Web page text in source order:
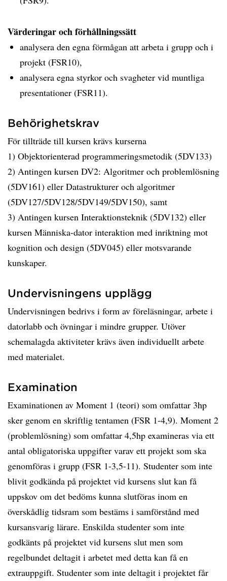
Värderingar och förhållningssätt
analysera den egna förmågan att arbeta i grupp och i
projekt (FSR10),
analysera egna styrkor och svagheter vid muntliga
presentationer (FSR11).
Behörighetskrav
För tillträde till kursen krävs kurserna
1) Objektorienterad programmeringsmetodik (5DV133)
2) Antingen kursen DV2: Algoritmer och problemlösning
(5DV161) eller Datastrukturer och algoritmer
(5DV127/5DV128/5DV149/5DV150), samt
3) Antingen kursen Interaktionsteknik (5DV132) eller
kursen Människa-dator interaktion med inriktning mot
kognition och design (5DV045) eller motsvarande
kunskaper.
Undervisningens upplägg
Undervisningen bedrivs i form av föreläsningar, arbete i
datorlabb och övningar i mindre grupper. Utöver
schemalagda aktiviteter krävs även individuellt arbete
med materialet.
Examination
Examinationen av Moment 1 (teori) som omfattar 3hp
sker genom en skriftlig tentamen (FSR 1-4,9). Moment 2
(problemlösning) som omfattar 4,5hp examineras via ett
antal obligatoriska uppgifter varav ett projekt som ska
genomföras i grupp (FSR 1-3,5-11). Studenter som inte
blivit godkända på projektet vid kursens slut kan få
uppskov om det bedöms kunna slutföras inom en
överskådlig tidsram som bestäms i samförstånd med
kursansvarig lärare. Enskilda studenter som inte
godkänts på projektet vid kursens slut men som
regelbundet deltagit i arbetet med detta kan få en
extrauppgift. Studenter som inte deltagit i projektet får